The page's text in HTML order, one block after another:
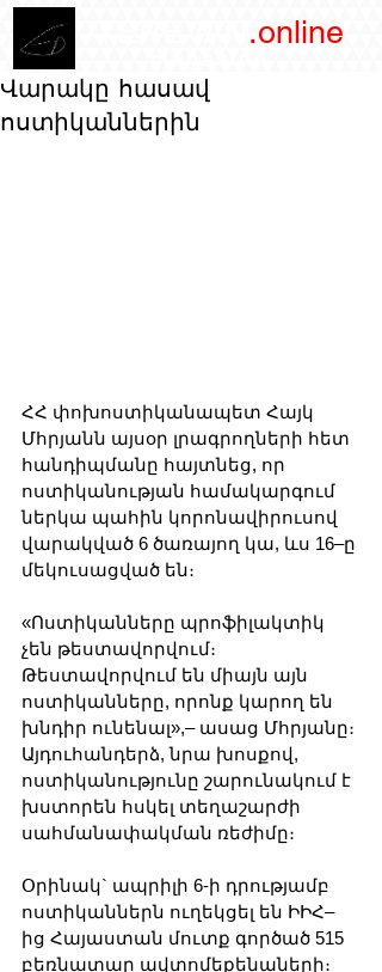
.online
Վարակը հասավ
ոստիկաններին
ՀՀ փոխոստիկանապետ Հայկ
Մհրյանն այսօր լրագրողների հետ
հանդիպմանը հայտնեց, որ
ոստիկանության համակարգում
ներկա պահին կորոնավիրուսով
վարակված 6 ծառայող կա, ևս 16–ը
մեկուսացված են։
«Ոստիկանները պրոֆիլակտիկ
չեն թեստավորվում։
Թեստավորվում են միայն այն
ոստիկանները, որոնք կարող են
խնդիր ունենալ»,– ասաց Մհրյանը։
Այդուհանդերձ, նրա խոսքով,
ոստիկանությունը շարունակում է
խստորեն հսկել տեղաշարժի
սահմանափակման ռեժիմը։
Օրինակ` ապրիլի 6-ի դրությամբ
ոստիկաններն ուղեկցել են ԻԻՀ–
ից Հայաստան մուտք գործած 515
բեռնատար ավտոմեքենաների։